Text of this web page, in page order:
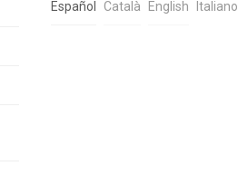
Español Català English Italiano